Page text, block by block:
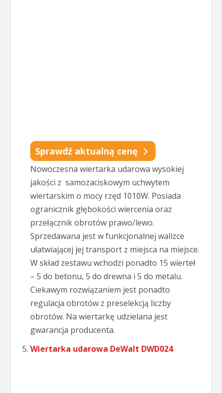
Sprawdź aktualną cenę
Nowoczesna wiertarka udarowa wysokiej
jakości z samozaciskowym uchwytem
wiertarskim o mocy rzęd 1010W. Posiada
ogranicznik głębokości wiercenia oraz
przełącznik obrotów prawo/lewo.
Sprzedawana jest w funkcjonalnej walizce
ułatwiającej jej transport z miejsca na miejsce.
W skład zestawu wchodzi ponadto 15 wierteł
– 5 do betonu, 5 do drewna i 5 do metalu.
Ciekawym rozwiązaniem jest ponadto
regulacja obrotów z preselekcją liczby
obrotów. Na wiertarkę udzielana jest
gwarancja producenta.
Wiertarka udarowa DeWalt DWD024